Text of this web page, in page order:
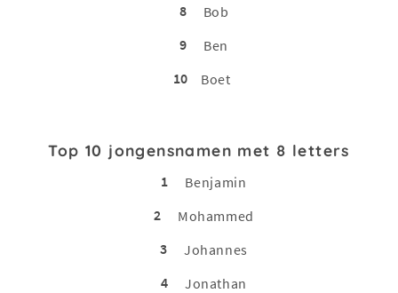
8
Bob
9
Ben
10
Boet
Top 10 jongensnamen met 8 letters
1
Benjamin
2
Mohammed
3
Johannes
4
Jonathan